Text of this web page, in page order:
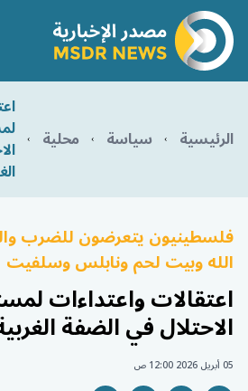
الرئيسية سياسة محلية
فلسطينيون يتعرضون للضرب
الله وبيت لحم ونابلس وسلفيت
اعتقالات واعتداءات
الاحتلال في الضفة
05 أبريل 2026 12:00 ص